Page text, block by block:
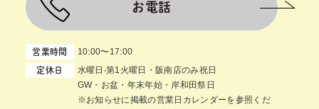
営業時間 10:00〜17:00
定休日
⽔曜⽇‧第1⽕曜⽇・阪南店のみ祝日
GW・お盆・年末年始・岸和田祭日
※お知らせに掲載の営業日カレンダーを参照くだ
お電話